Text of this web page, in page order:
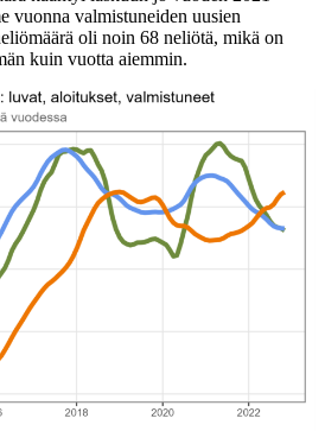
vuonna valmistuneiden uusien
oli noin 68 neliötä, mikä on
kuin vuotta aiemmin.